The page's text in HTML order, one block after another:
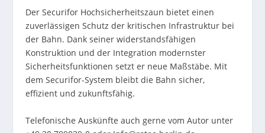
Der Securifor Hochsicherheitszaun bietet einen
zuverlässigen Schutz der kritischen Infrastruktur bei
der Bahn. Dank seiner widerstandsfähigen
Konstruktion und der Integration modernster
Sicherheitsfunktionen setzt er neue Maßstäbe. Mit
dem Securifor-System bleibt die Bahn sicher,
effizient und zukunftsfähig.
Telefonische Auskünfte auch gerne vom Autor unter